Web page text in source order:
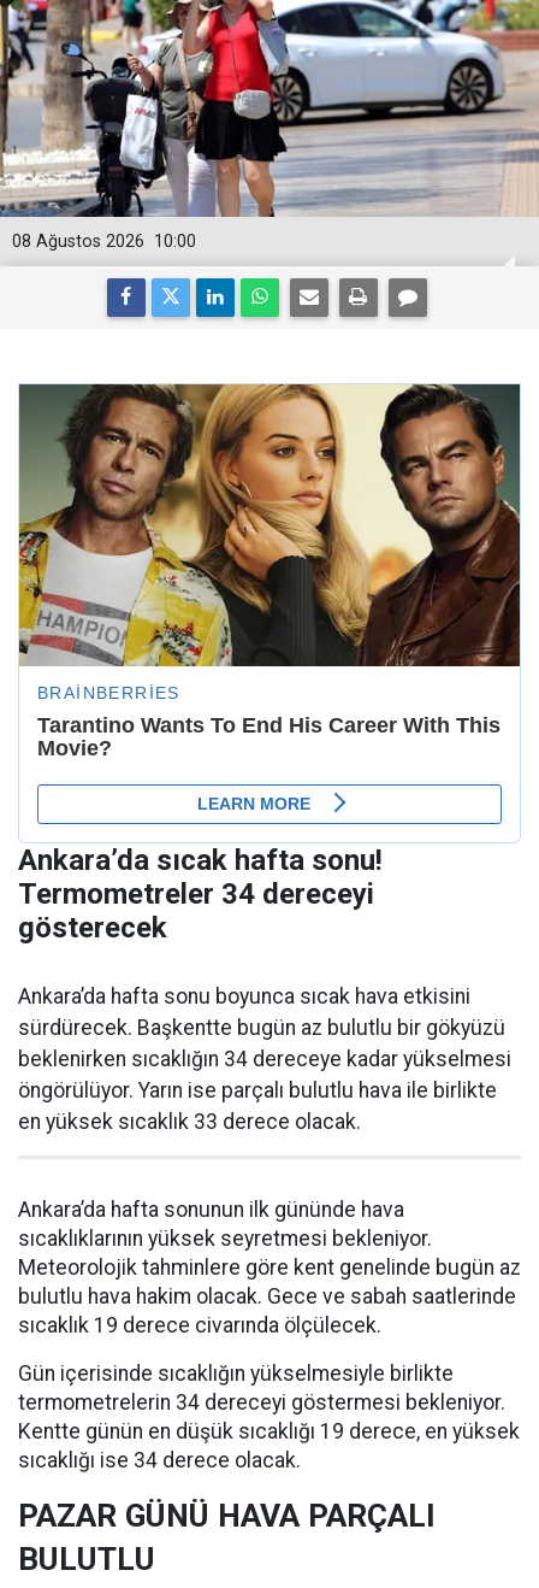
10:00
08 Ağustos 2026
Ankara’da sıcak hafta sonu!
Termometreler 34 dereceyi
gösterecek
Ankara’da hafta sonu boyunca sıcak hava etkisini
sürdürecek. Başkentte bugün az bulutlu bir gökyüzü
beklenirken sıcaklığın 34 dereceye kadar yükselmesi
öngörülüyor. Yarın ise parçalı bulutlu hava ile birlikte
en yüksek sıcaklık 33 derece olacak.
Ankara’da hafta sonunun ilk gününde hava
sıcaklıklarının yüksek seyretmesi bekleniyor.
Meteorolojik tahminlere göre kent genelinde bugün az
bulutlu hava hakim olacak. Gece ve sabah saatlerinde
sıcaklık 19 derece civarında ölçülecek.
Gün içerisinde sıcaklığın yükselmesiyle birlikte
termometrelerin 34 dereceyi göstermesi bekleniyor.
Kentte günün en düşük sıcaklığı 19 derece, en yüksek
sıcaklığı ise 34 derece olacak.
PAZAR GÜNÜ HAVA PARÇALI
BULUTLU